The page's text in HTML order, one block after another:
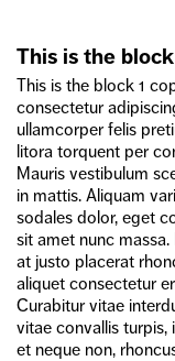
This is the
This is the block 1
consectetur
ullamcorper felis
litora torquent per
Mauris vestibulum
in mattis. Aliquam
sodales dolor, eget
sit amet nunc
at justo placerat
aliquet consectetur
Curabitur vitae
vitae convallis turpis,
et neque non,